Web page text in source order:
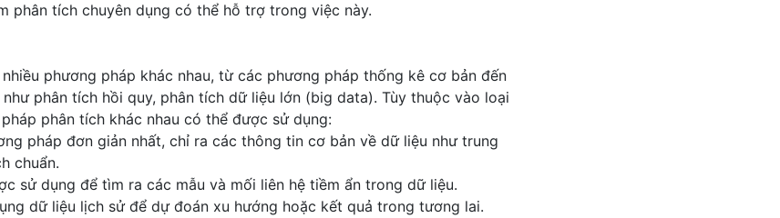
phân tích chuyên dụng có thể hỗ trợ trong việc này.
phương pháp khác nhau, từ các phương pháp thống kê cơ bản đến
phân tích hồi quy, phân tích dữ liệu lớn (big data). Tùy thuộc vào loại
phân tích khác nhau có thể được sử dụng:
pháp đơn giản nhất, chỉ ra các thông tin cơ bản về dữ liệu như trung
chuẩn.
sử dụng để tìm ra các mẫu và mối liên hệ tiềm ẩn trong dữ liệu.
dữ liệu lịch sử để dự đoán xu hướng hoặc kết quả trong tương lai.